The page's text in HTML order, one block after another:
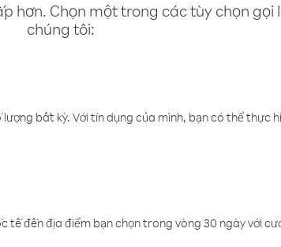
hơn. Chọn một trong các tùy chọn
chúng tôi:
bất kỳ. Với tín dụng của mình, bạn có thể thực
đến địa điểm bạn chọn trong vòng 30 ngày với